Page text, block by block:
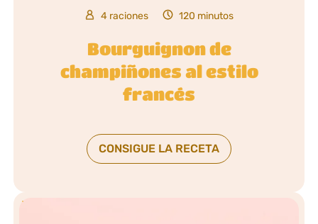
4 raciones 120 minutos
Bourguignon de
champiñones al estilo
francés
CONSIGUE LA RECETA